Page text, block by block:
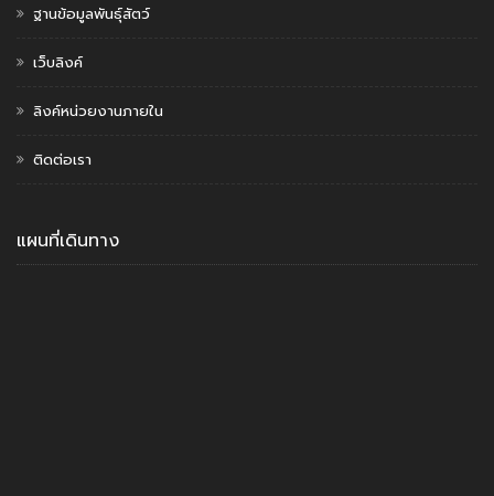
ฐานข้อมูลพันธุ์สัตว์
เว็บลิงค์
ลิงค์หน่วยงานภายใน
ติดต่อเรา
แผนที่เดินทาง